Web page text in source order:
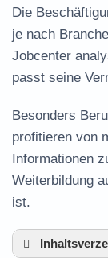
Die
je nach
Jobcenter
passt seine
Besonders
profitieren von
Informationen
Weiterbildung
ist.